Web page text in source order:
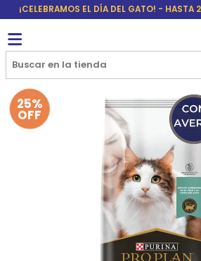
¡CELEBRAMOS EL DÍA DEL GATO! - HASTA
25%
OFF